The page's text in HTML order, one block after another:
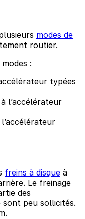
modes de
routier.
:
typées
l’accélérateur
freins à disque à
Le freinage
des
peu sollicités.